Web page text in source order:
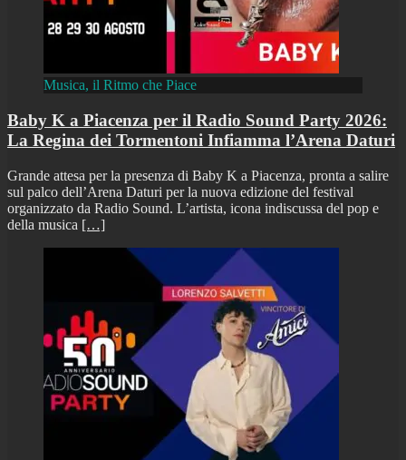
Musica, il Ritmo che Piace
Baby K a Piacenza per il Radio Sound Party 2026:
La Regina dei Tormentoni Infiamma l’Arena Daturi
Grande attesa per la presenza di Baby K a Piacenza, pronta a salire
sul palco dell’Arena Daturi per la nuova edizione del festival
organizzato da Radio Sound. L’artista, icona indiscussa del pop e
della musica […]